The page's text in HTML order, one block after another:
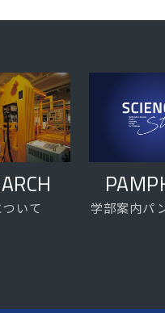
いて 学部案内パ